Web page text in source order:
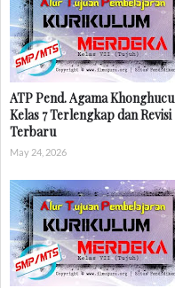
ATP Pend. Agama Khonghucu
Kelas 7 Terlengkap dan Revisi
Terbaru
May 24, 2026